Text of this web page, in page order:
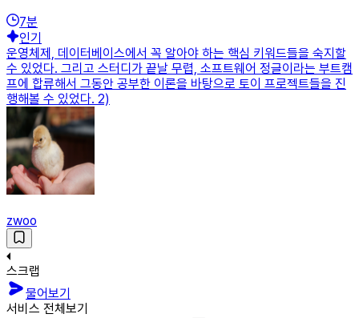
7분
인기
운영체제, 데이터베이스에서 꼭 알아야 하는 핵심 키워드들을 숙지할
수 있었다. 그리고 스터디가 끝날 무렵, 소프트웨어 정글이라는 부트캠
프에 합류해서 그동안 공부한 이론을 바탕으로 토이 프로젝트들을 진
행해볼 수 있었다. 2)
zwoo
스크랩
물어보기
서비스 전체보기